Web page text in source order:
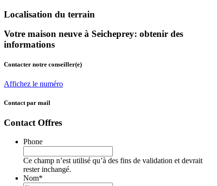
Localisation du terrain
Votre maison neuve à Seicheprey: obtenir des
informations
Contacter notre conseiller(e)
Affichez le numéro
Contact par mail
Contact Offres
Phone
Ce champ n’est utilisé qu’à des fins de validation et devrait
rester inchangé.
Nom*